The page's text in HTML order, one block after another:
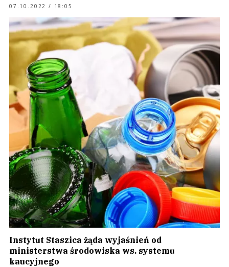
07.10.2022 / 18:05
Instytut Staszica żąda wyjaśnień od
ministerstwa środowiska ws. systemu
kaucyjnego